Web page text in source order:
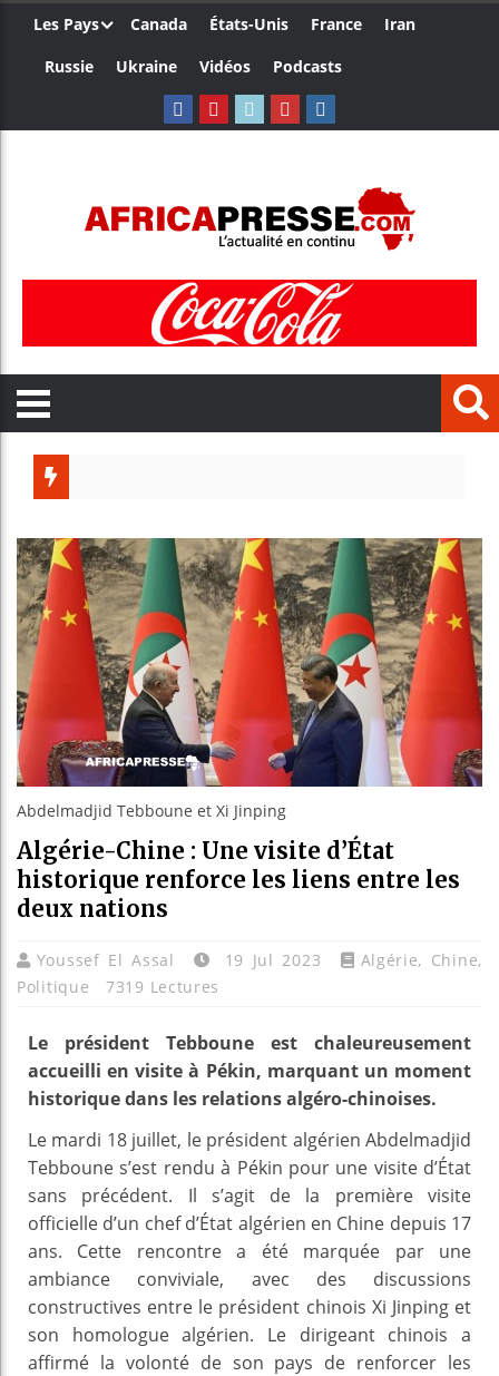
Les Pays Canada États-Unis France
Iran
Russie
Ukraine Vidéos Podcasts
Guinée
Bénin
Abdelmadjid Tebboune et Xi Jinping
Algérie-Chine : Une visite d’État
historique renforce les liens entre les
deux nations
Youssef El Assal 19 Jul 2023 Algérie, Chine,
Politique
7319 Lectures
Le président Tebboune est chaleureusement
accueilli en visite à Pékin, marquant un moment
historique dans les relations algéro-chinoises.
Le mardi 18 juillet, le président algérien Abdelmadjid
Tebboune s’est rendu à Pékin pour une visite d’État
sans précédent. Il s’agit de la première visite
officielle d’un chef d’État algérien en Chine depuis 17
ans. Cette rencontre a été marquée par une
ambiance conviviale, avec des discussions
constructives entre le président chinois Xi Jinping et
son homologue algérien. Le dirigeant chinois a
affirmé la volonté de son pays de renforcer les